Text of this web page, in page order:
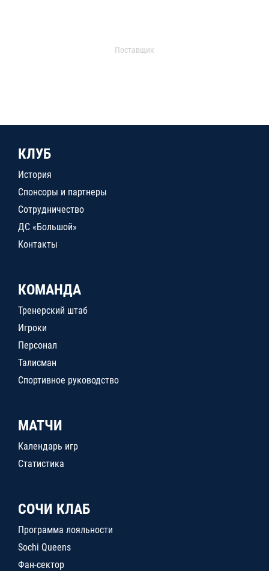
Поставщик
КЛУБ
История
Спонсоры и партнеры
Сотрудничество
ДС «Большой»
Контакты
КОМАНДА
Тренерский штаб
Игроки
Персонал
Талисман
Спортивное руководство
МАТЧИ
Календарь игр
Статистика
СОЧИ КЛАБ
Программа лояльности
Sochi Queens
Фан-сектор